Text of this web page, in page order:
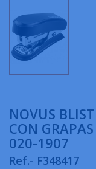
NOVUS
CON
020-1907
Ref.- F348417